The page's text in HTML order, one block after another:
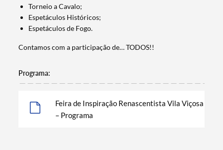
Torneio a Cavalo;
Espetáculos Históricos;
Espetáculos de Fogo.
Contamos com a participação de… TODOS!!
Programa:
Feira de Inspiração Renascentista Vila Viçosa
– Programa